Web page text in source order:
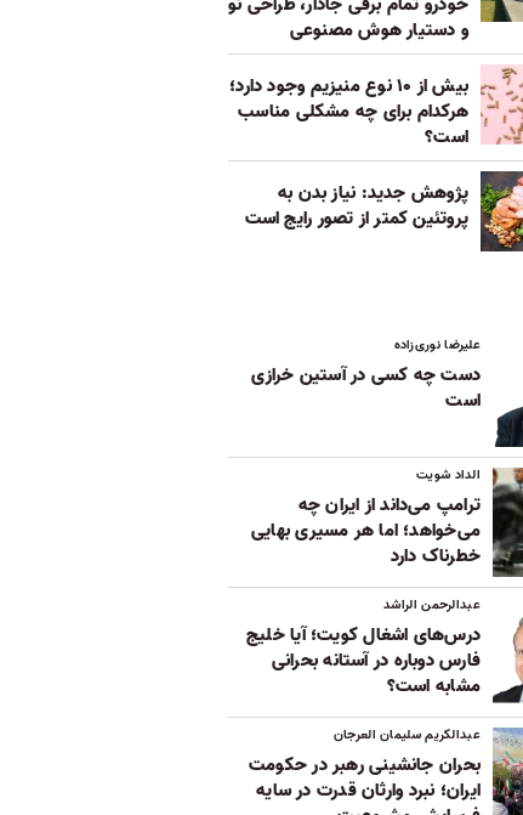
و دستیار هوش مصنوعی
بیش از ۱۰ نوع منیزیم وجود دارد؛
هر‌کدام برای چه مشکلی مناسب‌
است؟
پژوهش جدید: نیاز بدن به
پروتئین کمتر از تصور رایج است
علیرضا نوری‌زاده
دست چه کسی در آستین خرازی
است
الداد شویت
ترامپ می‌داند از ایران چه
می‌خواهد؛ اما هر مسیری بهایی
خطرناک دارد
عبدالرحمن الراشد
درس‌های اشغال کویت؛ آیا خلیج
فارس دوباره در آستانه بحرانی
مشابه است؟
عبدالکریم سلیمان العرجان
بحران جانشینی رهبر در حکومت
ایران؛ نبرد وارثان قدرت در سایه